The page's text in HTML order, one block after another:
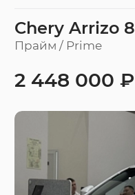
Chery Arrizo 8
Прайм / Prime
2 448 000 ₽